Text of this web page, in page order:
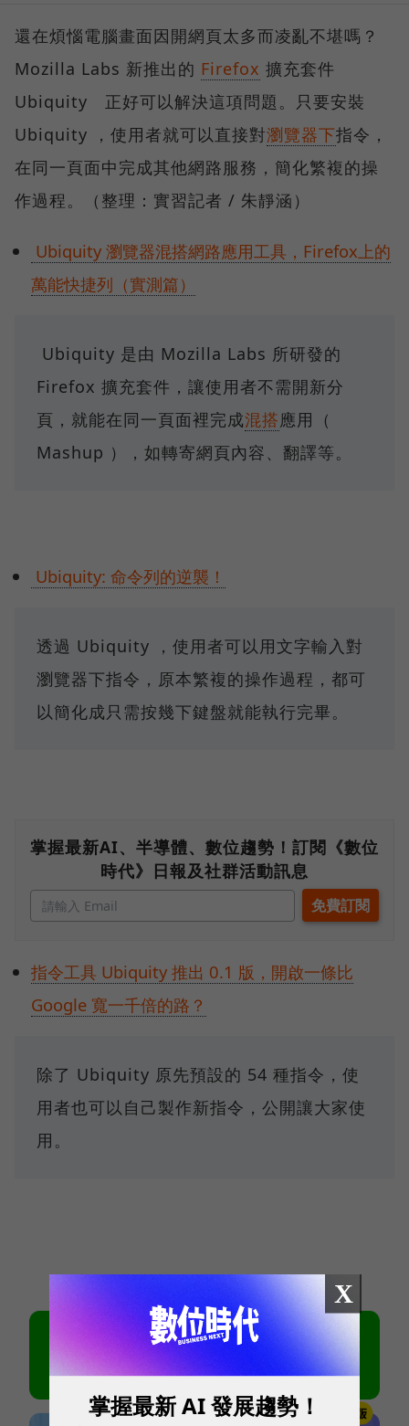
還在煩惱電腦畫面因開網頁太多而凌亂不堪嗎？
Mozilla Labs 新推出的 Firefox 擴充套件
Ubiquity 正好可以解決這項問題。只要安裝
Ubiquity ，使用者就可以直接對瀏覽器下指令，
在同一頁面中完成其他網路服務，簡化繁複的操
作過程。（整理：實習記者 / 朱靜涵）
Ubiquity 瀏覽器混搭網路應用工具，Firefox上的
萬能快捷列（實測篇）
Ubiquity 是由 Mozilla Labs 所研發的
Firefox 擴充套件，讓使用者不需開新分
頁，就能在同一頁面裡完成混搭應用（
Mashup ），如轉寄網頁內容、翻譯等。
Ubiquity: 命令列的逆襲！
透過 Ubiquity ，使用者可以用文字輸入對
瀏覽器下指令，原本繁複的操作過程，都可
以簡化成只需按幾下鍵盤就能執行完畢。
掌握最新AI、半導體、數位趨勢！訂閱《數位
時代》日報及社群活動訊息
指令工具 Ubiquity 推出 0.1 版，開啟一條比
Google 寬一千倍的路？
除了 Ubiquity 原先預設的 54 種指令，使
用者也可以自己製作新指令，公開讓大家使
用。
X
掌握最新 AI 發展趨勢！